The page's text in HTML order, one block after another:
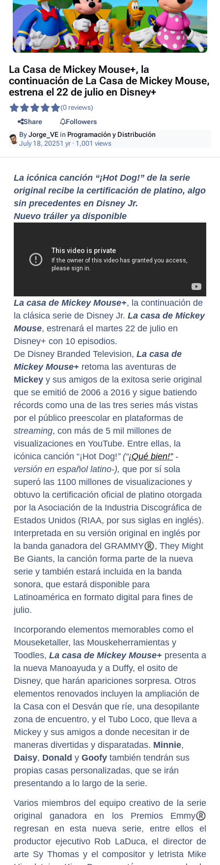
La Casa de Mickey Mouse+, la
continuación de La Casa de Mickey Mouse,
estrena el 22 de julio en Disney+
(0 reviews)
Share
Followers
ByJorge_VE in Programación y Distribución
July 18, 20251 yr · 1,001 views
La icónica canción “¡Hot Dog!” de la serie
original recibe la certificación de platino, algo
sin precedentes en Disney Jr.
Nuevo tráiler ya disponible
La casa de Mickey Mouse+, la continuación de
la clásica serie de Disney Jr. La casa de Mickey
Mouse, estrenará el martes 22 de julio en
Disney+ con 10 episodios.
De Disney Branded Television, La casa de
Mickey Mouse+ retoma las aventuras de
Mickey y sus amigos de la exitosa serie original
que se emitió de 2006 a 2016 y sigue batiendo
récords como una de las tres series más vistas
por el público preescolar en plataformas de
streaming, con más de 5 mil millones de
visualizaciones en YouTube. Entre ellas, la
icónica canción “¡Hot Dog!” (“¡Qué bien!”-
versión en español latino-), que por sí sola
superó las 1100 millones de visualizaciones y
obtuvo la certificación oficial de platino otorgada
por la Asociación de la Industria Discográfica de
Estados Unidos (RIAA, por sus siglas en inglés).
Interpretada en su versión original en inglés por
la banda ganadora del GRAMMY®, They Might
Be Giants, la canción forma parte de la nueva
serie y también estará incluida en la banda
sonora, que estará disponible para
Latinoamérica en formato digital para fines de
julio.
Incorporando elementos memorables como el
Mouseketaller, las Mouskeherramientas y
Toodles, La casa de Mickey Mouse+ presenta a
la nueva Manoayuda y a Duffy, el osito de
Disney, que harán apariciones sorpresa. Otros
elementos renovados incluyen la ampliación de
la Casa con el Desván que ríe, una desopilante
zona de encuentro, y el Tubo Loco, que lleva a
Mickey y sus amigos a donde necesitan ir de
maneras divertidas y disparatadas. Minnie,
Daisy, Donald y Goofy también tendrán sus
propias casas personalizadas, que se irán
presentando a lo largo de la serie.
Varios miembros del equipo creativo de la serie
original ganadora en los Premios Emmy®
regresan en esta nueva serie, entre ellos el
productor ejecutivo Rob LaDuca, el director de
arte Sy Thomas y el compositor y letrista Mike